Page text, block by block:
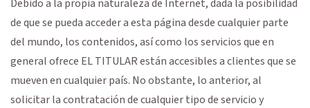
Debido a la propia naturaleza de Internet, dada la posibilidad
de que se pueda acceder a esta página desde cualquier parte
del mundo, los contenidos, así como los servicios que en
general ofrece EL TITULAR están accesibles a clientes que se
mueven en cualquier país. No obstante, lo anterior, al
solicitar la contratación de cualquier tipo de servicio y